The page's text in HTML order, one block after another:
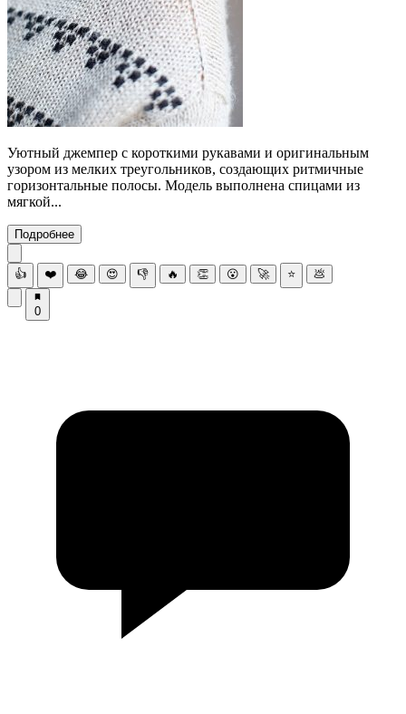
Уютный джемпер с короткими рукавами и оригинальным
узором из мелких треугольников, создающих ритмичные
горизонтальные полосы. Модель выполнена спицами из
мягкой...
Подробнее
👍 ❤️ 😂 😍 👎 🔥 👏 😮 🚀 ⭐ 💩
0